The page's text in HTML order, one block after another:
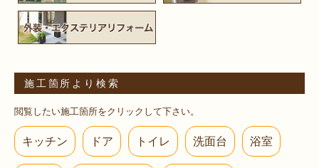
施工箇所より検索
閲覧したい施工箇所をクリックして下さい。
キッチン ドア トイレ 洗面台 浴室